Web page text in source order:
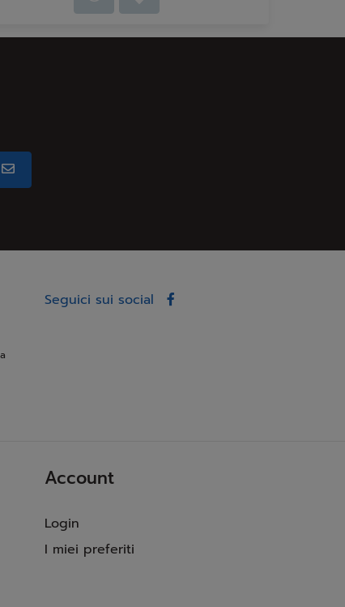
Seguici sui social
Account
Login
I miei preferiti